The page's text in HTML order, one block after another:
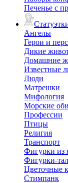
Печенье с
Ангелы
Герои и
Дикие
Домашние
Известные
Люди
Матрешки
Мифология
Морские
Профессии
Птицы
Религия
Транспорт
Фигурки из
Фигурки-
Цветочные
Стимпанк